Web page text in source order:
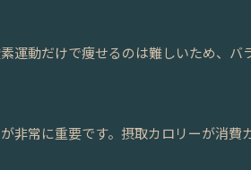
運動だけで痩せるのは難しいため、バ
非常に重要です。摂取カロリーが消費